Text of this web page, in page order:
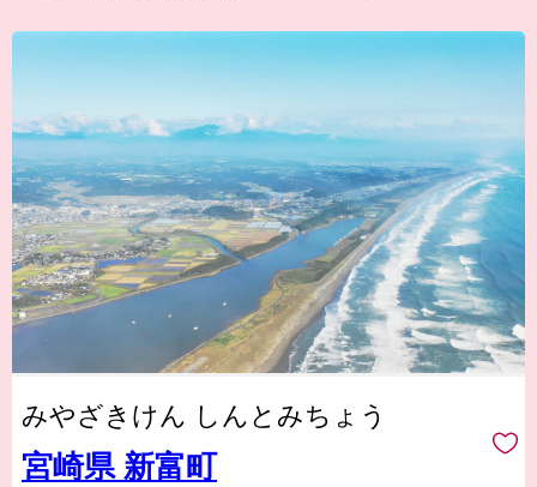
みやざきけん しんとみちょう
宮崎県 新富町